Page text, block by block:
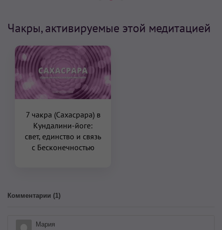
Чакры, активируемые этой медитацией
7 чакра (Сахасрара) в
Кундалини-йоге:
свет, единство и связь
с Бесконечностью
Комментарии (1)
Мария